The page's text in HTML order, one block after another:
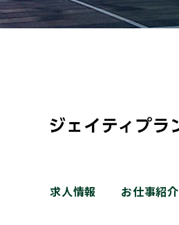
求人情報 お仕事紹介